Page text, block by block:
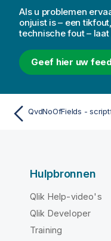
Als u problemen
onjuist is – een
technische fout – laat
Geef hier uw
Hulpbronnen
Qlik Help-video's
Qlik Developer
Training